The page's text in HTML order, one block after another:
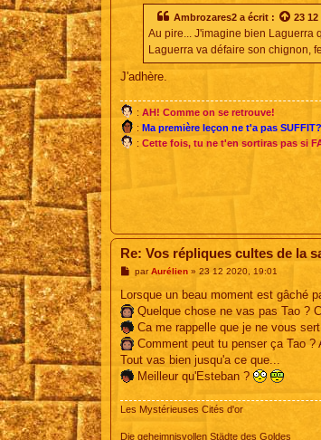
Ambrozares2 a écrit : 23 12
Au pire... J'imagine bien Laguerra
Laguerra va défaire son chignon,
J'adhère.
: AH! Comme on se retrouve!
: Ma première leçon ne t'a pas SUFFIT?
: Cette fois, tu ne t'en sortiras pas si
Re: Vos répliques cultes de la
M
s
a
g
parAurélien» 23 12 2020, 19:01
Lorsque un beau moment est gâché
Quelque chose ne vas pas Tao ?
Ca me rappelle que je ne vous
Comment peut tu penser ça Tao
Tout vas bien jusqu'a ce que...
Meilleur qu'Esteban ?
Les Mystérieuses Cités d'or
Die geheimnisvollen Städte des Goldes